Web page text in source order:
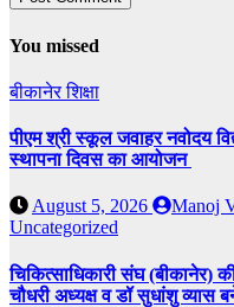
You missed
बीकानेरशिक्षा
पीएम श्री स्कूल जवाहर नवोदय
स्थापना दिवस का आयोजन
August 5, 2026
Manoj
Uncategorized
चिकित्साधिकारी संघ (बीकानेर)
चौधरी अध्यक्ष व डॉ सुधांशु व्यास